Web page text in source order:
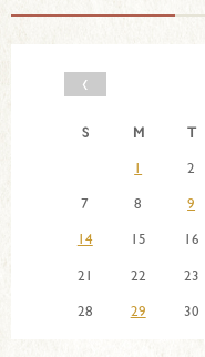
‹
S M T
1
2
7
8 9
14
15 16
21
22 23
28
29 30